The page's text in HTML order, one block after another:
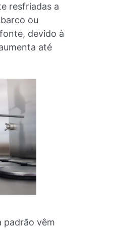
resfriadas a
ou
devido à
até
padrão vêm